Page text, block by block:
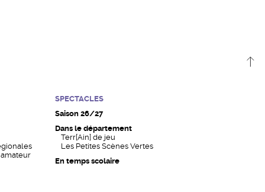
SPECTACLES
Saison 26/27
Dans le département
Terr[Ain] de jeu
Les Petites Scènes Vertes
En temps scolaire